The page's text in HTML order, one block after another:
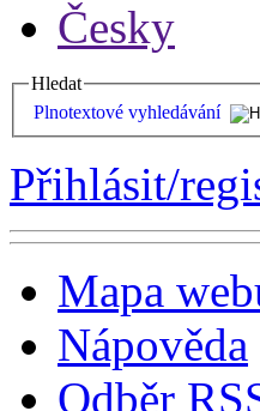
Česky
Hledat
Plnotextové vyhledávání
Přihlásit/
Mapa
Nápověda
Odběr